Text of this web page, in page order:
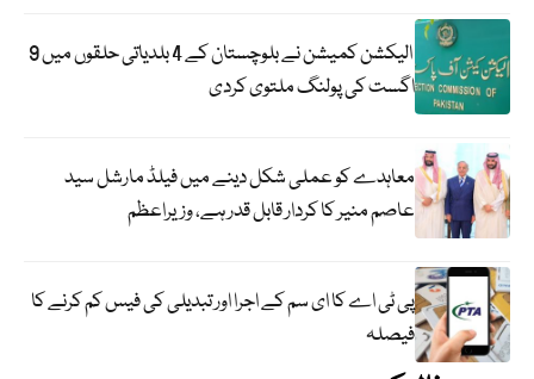
الیکشن کمیشن نے بلوچستان کے 4 بلدیاتی حلقوں میں 9
اگست کی پولنگ ملتوی کردی
معاہدے کو عملی شکل دینے میں فیلڈ مارشل سید
عاصم منیر کا کردار قابل قدر ہے، وزیراعظم
پی ٹی اے کا ای سم کے اجرا اور تبدیلی کی فیس کم کرنے کا
فیصلہ